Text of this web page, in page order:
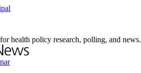
health policy research, polling, and news.